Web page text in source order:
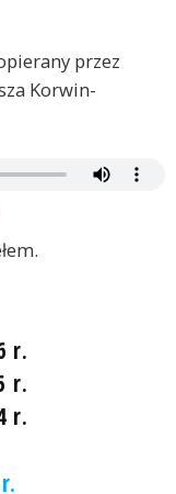
przez
Korwin-
r.
r.
r.